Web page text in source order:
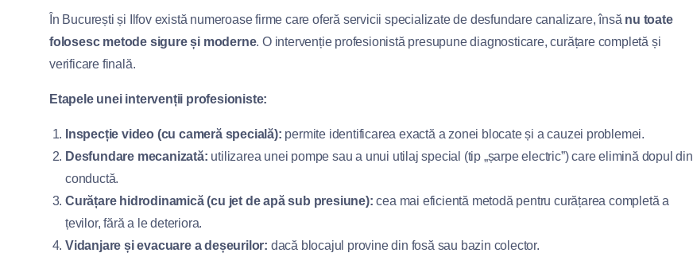
În București și Ilfov există numeroase firme care oferă servicii specializate de desfundare canalizare, însă nu toate
folosesc metode sigure și moderne. O intervenție profesionistă presupune diagnosticare, curățare completă și
verificare finală.
Etapele unei intervenții profesioniste:
Inspecție video (cu cameră specială): permite identificarea exactă a zonei blocate și a cauzei problemei.
Desfundare mecanizată: utilizarea unei pompe sau a unui utilaj special (tip „șarpe electric”) care elimină dopul din
conductă.
Curățare hidrodinamică (cu jet de apă sub presiune): cea mai eficientă metodă pentru curățarea completă a
țevilor, fără a le deteriora.
Vidanjare și evacuare a deșeurilor: dacă blocajul provine din fosă sau bazin colector.